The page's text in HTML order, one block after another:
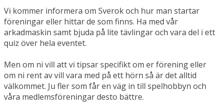
Vi kommer informera om Sverok och hur man startar
föreningar eller hittar de som finns. Ha med vår
arkadmaskin samt bjuda på lite tävlingar och vara del i ett
quiz över hela eventet.
Men om ni vill att vi tipsar specifikt om er förening eller
om ni rent av vill vara med på ett hörn så är det alltid
välkommet. Ju fler som får en väg in till spelhobbyn och
våra medlemsföreningar desto bättre.